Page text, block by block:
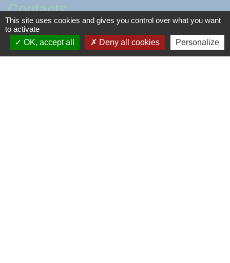
Contacts
Commune de Méteren
Place César Herreman
This site uses cookies and gives you control over what you want
to activate
OK, accept all
Deny all cookies Personalize